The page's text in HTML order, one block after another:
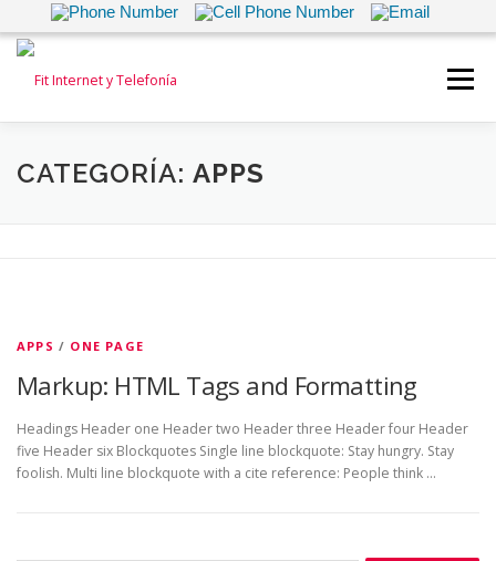
Saltar
contenido
Menú
INICIO INTERNET TELEFONÍA FIJA
CATEGORÍA: APPS
APPS / ONE PAGE
Markup: HTML Tags and Formatting
Headings Header one Header two Header three Header four Header
five Header six Blockquotes Single line blockquote: Stay hungry. Stay
foolish. Multi line blockquote with a cite reference: People think …